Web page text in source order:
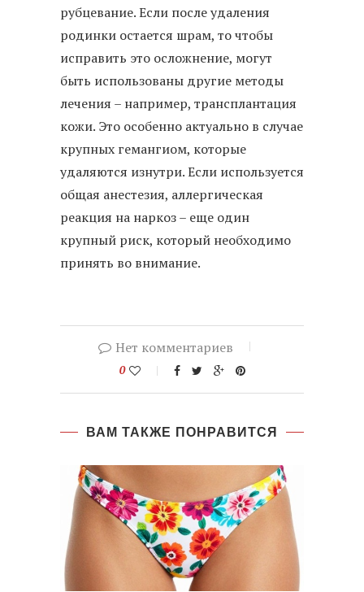
рубцевание. Если после удаления
родинки остается шрам, то чтобы
исправить это осложнение, могут
быть использованы другие методы
лечения – например, трансплантация
кожи. Это особенно актуально в случае
крупных гемангиом, которые
удаляются изнутри. Если используется
общая анестезия, аллергическая
реакция на наркоз – еще один
крупный риск, который необходимо
принять во внимание.
Нет комментариев
0
ВАМ ТАКЖЕ ПОНРАВИТСЯ